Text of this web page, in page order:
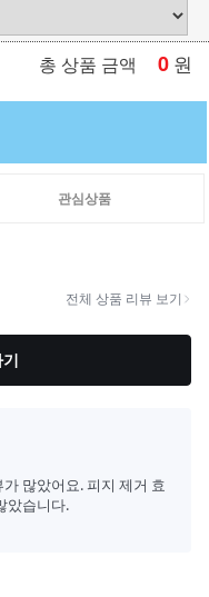
총 상품 금액 0 원
관심상품